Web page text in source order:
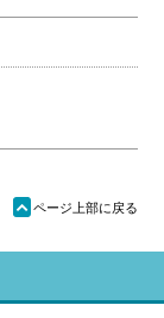
ü ページ上部に戻る